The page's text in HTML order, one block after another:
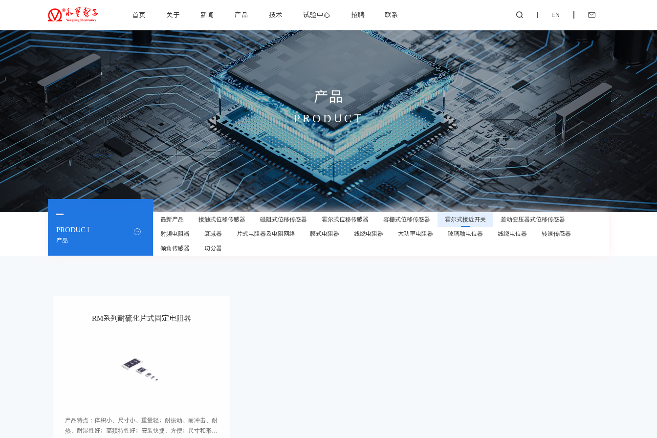
首页 关于 新闻 产品 技术 试验中心 招聘 联系  EN 
产品
PRODUCT
PRODUCT
产品

最新产品 接触式位移传感器 磁阻式位移传感器 霍尔式位移传感器 容栅式位移传感器 霍尔式接近开关
差动变压器式位移传感器
射频电阻器
衰减器 片式电阻器及电阻网络 膜式电阻器 线绕电阻器 大功率电阻器 玻璃釉电位器 线绕电位器
转速传感器
倾角传感器
功分器
RM系列耐硫化片式固定电阻器
产品特点：体积小、尺寸小、重量轻；耐振动、耐冲击、耐
热、耐湿性好；高频特性好；安装快捷、方便；尺寸和形状